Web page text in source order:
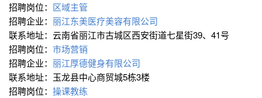
招聘岗位： 区域主管
招聘企业： 丽江东美医疗美容有限公司
联系地址：云南省丽江市古城区西安街道七星街39、41号
招聘岗位： 市场营销
招聘企业： 丽江厚德健身有限公司
联系地址：玉龙县中心商贸城5栋3楼
招聘岗位： 操课教练